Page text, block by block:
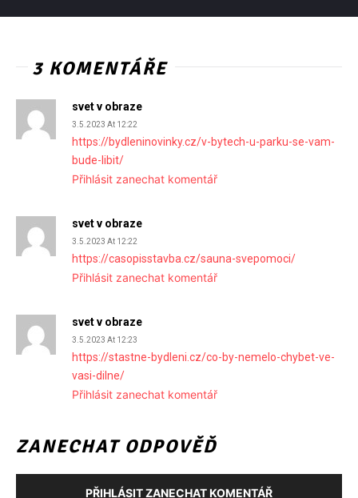
3 KOMENTÁŘE
svet v obraze
3.5.2023 At 12:22
https://bydleninovinky.cz/v-bytech-u-parku-se-vam-
bude-libit/
Přihlásit zanechat komentář
svet v obraze
3.5.2023 At 12:22
https://casopisstavba.cz/sauna-svepomoci/
Přihlásit zanechat komentář
svet v obraze
3.5.2023 At 12:23
https://stastne-bydleni.cz/co-by-nemelo-chybet-ve-
vasi-dilne/
Přihlásit zanechat komentář
ZANECHAT ODPOVĚĎ
PŘIHLÁSIT ZANECHAT KOMENTÁŘ